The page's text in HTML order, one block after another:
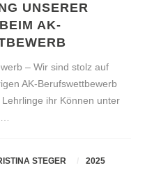
UNSERER
AK-
– Wir sind stolz auf
AK-Berufswettbewerb
ihr Können unter
STEGER 2025